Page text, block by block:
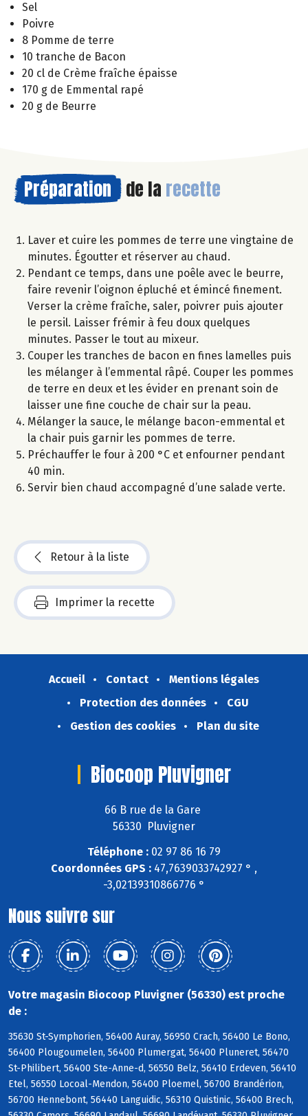
Sel
Poivre
8 Pomme de terre
10 tranche de Bacon
20 cl de Crème fraîche épaisse
170 g de Emmental rapé
20 g de Beurre
Préparation de la recette
Laver et cuire les pommes de terre une vingtaine de
minutes. Égoutter et réserver au chaud.
Pendant ce temps, dans une poêle avec le beurre,
faire revenir l’oignon épluché et émincé finement.
Verser la crème fraîche, saler, poivrer puis ajouter
le persil. Laisser frémir à feu doux quelques
minutes. Passer le tout au mixeur.
Couper les tranches de bacon en fines lamelles puis
les mélanger à l’emmental râpé. Couper les pommes
de terre en deux et les évider en prenant soin de
laisser une fine couche de chair sur la peau.
Mélanger la sauce, le mélange bacon-emmental et
la chair puis garnir les pommes de terre.
Préchauffer le four à 200 °C et enfourner pendant
40 min.
Servir bien chaud accompagné d’une salade verte.
Retour à la liste
Imprimer la recette
Accueil Contact
Mentions légales
Protection des données
CGU
Gestion des cookies
Plan du site
Biocoop Pluvigner
66 B rue de la Gare
56330 Pluvigner
Téléphone : 02 97 86 16 79
Coordonnées GPS : 47,7639033742927 ° ,
-3,02139310866776 °
Nous suivre sur
Votre magasin Biocoop Pluvigner (56330) est proche
de :
35630 St-Symphorien, 56400 Auray, 56950 Crach, 56400 Le Bono,
56400 Plougoumelen, 56400 Plumergat, 56400 Pluneret, 56470
St-Philibert, 56400 Ste-Anne-d, 56550 Belz, 56410 Erdeven, 56410
Etel, 56550 Locoal-Mendon, 56400 Ploemel, 56700 Brandérion,
56700 Hennebont, 56440 Languidic, 56310 Quistinic, 56400 Brech,